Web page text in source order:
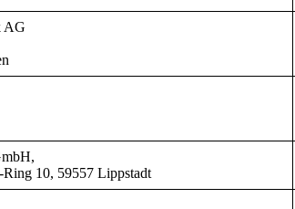
AG
10, 59557 Lippstadt